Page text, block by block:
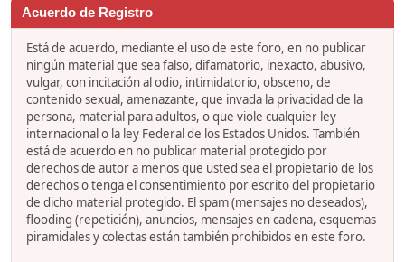
Acuerdo de Registro
Está de acuerdo, mediante el uso de este foro, en no publicar
ningún material que sea falso, difamatorio, inexacto, abusivo,
vulgar, con incitación al odio, intimidatorio, obsceno, de
contenido sexual, amenazante, que invada la privacidad de la
persona, material para adultos, o que viole cualquier ley
internacional o la ley Federal de los Estados Unidos. También
está de acuerdo en no publicar material protegido por
derechos de autor a menos que usted sea el propietario de los
derechos o tenga el consentimiento por escrito del propietario
de dicho material protegido. El spam (mensajes no deseados),
flooding (repetición), anuncios, mensajes en cadena, esquemas
piramidales y colectas están también prohibidos en este foro.